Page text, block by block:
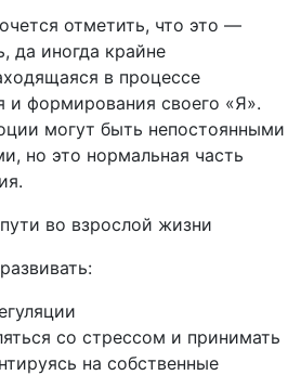
отметить, что это —
да иногда крайне
в процессе
и формирования своего «Я».
могут быть непостоянными
но это нормальная часть
во взрослой жизни
со стрессом и принимать
на собственные